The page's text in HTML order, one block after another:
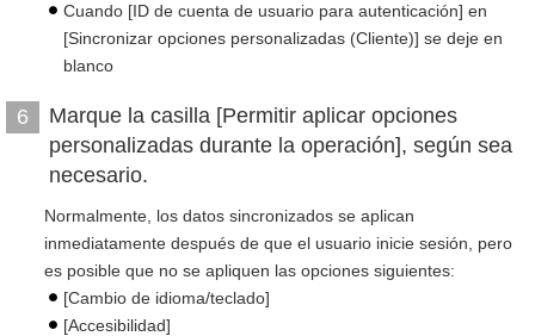
Cuando [ID de cuenta de usuario para autenticación] en
[Sincronizar opciones personalizadas (Cliente)] se deje en
blanco
6
Marque la casilla [Permitir aplicar opciones
personalizadas durante la operación], según sea
necesario.
Normalmente, los datos sincronizados se aplican
inmediatamente después de que el usuario inicie sesión, pero
es posible que no se apliquen las opciones siguientes:
[Cambio de idioma/teclado]
[Accesibilidad]